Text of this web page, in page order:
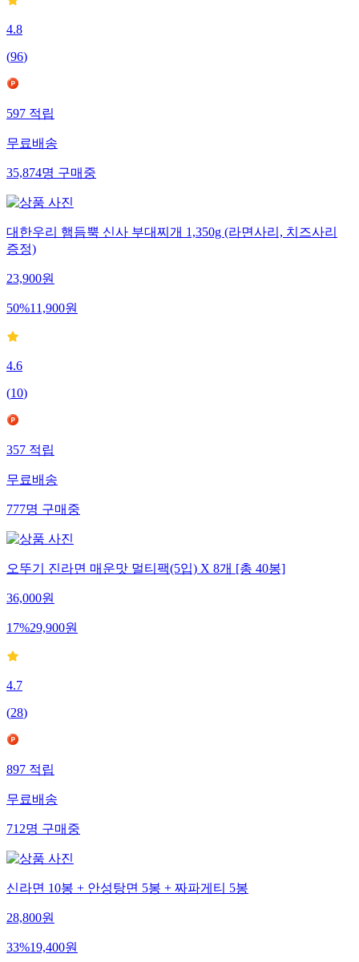
4.8
(96)
597적립
무료배송
35,874명구매중
대한우리 햄듬뿍 신사 부대찌개 1,350g (라면사리, 치즈사리
증정)
23,900원
50%11,900원
4.6
(10)
357적립
무료배송
777명구매중
오뚜기 진라면 매운맛 멀티팩(5입) X 8개 [총 40봉]
36,000원
17%29,900원
4.7
(28)
897적립
무료배송
712명구매중
신라면 10봉 + 안성탕면 5봉 + 짜파게티 5봉
28,800원
33%19,400원